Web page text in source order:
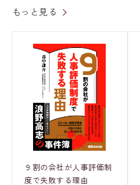
もっと見る
９割の会社が人事評価制
度で失敗する理由